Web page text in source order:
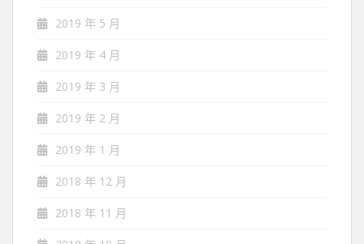
2019 年 5 月
2019 年 4 月
2019 年 3 月
2019 年 2 月
2019 年 1 月
2018 年 12 月
2018 年 11 月